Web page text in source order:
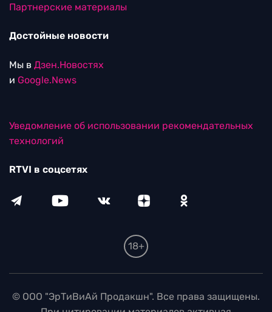
Партнерские материалы
Достойные новости
Мы в Дзен.Новостях
и Google.News
Уведомление об использовании рекомендательных
технологий
RTVI в соцсетях
18+
© ООО "ЭрТиВиАй Продакшн". Все права защищены.